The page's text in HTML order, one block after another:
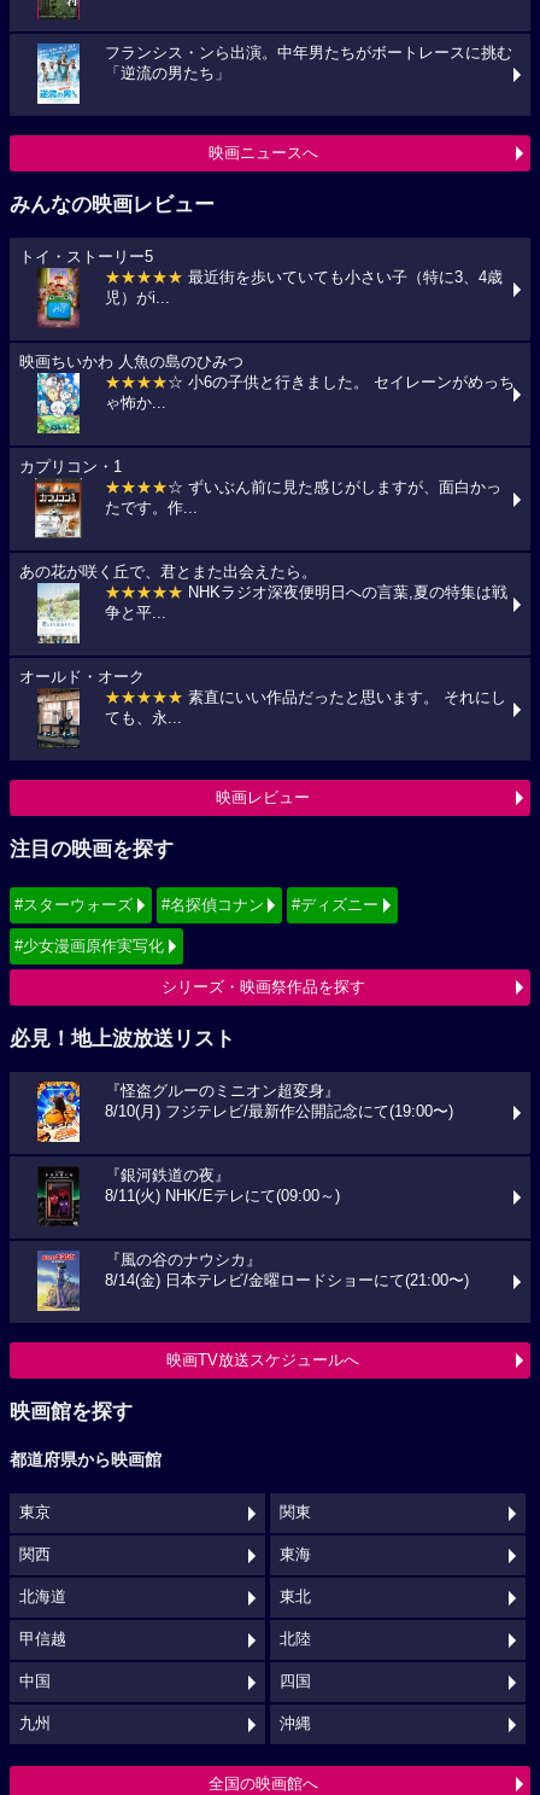
フランシス・ンら出演。中年男たちがボートレースに挑む
「逆流の男たち」
映画ニュースへ
みんなの映画レビュー
トイ・ストーリー5
★★★★★ 最近街を歩いていても小さい子（特に3、4歳
児）がi...
映画ちいかわ 人魚の島のひみつ
★★★★☆ 小6の子供と行きました。 セイレーンがめっち
ゃ怖か...
カプリコン・1
★★★★☆ ずいぶん前に見た感じがしますが、面白かっ
たです。作...
あの花が咲く丘で、君とまた出会えたら。
★★★★★ NHKラジオ深夜便明日への言葉,夏の特集は戦
争と平...
オールド・オーク
★★★★★ 素直にいい作品だったと思います。 それにし
ても、永...
映画レビュー
注目の映画を探す
#スターウォーズ #名探偵コナン #ディズニー
#少女漫画原作実写化
シリーズ・映画祭作品を探す
必見！地上波放送リスト
『怪盗グルーのミニオン超変身』
8/10(月) フジテレビ/最新作公開記念にて(19:00〜)
『銀河鉄道の夜』
8/11(火) NHK/Eテレにて(09:00～)
『風の谷のナウシカ』
8/14(金) 日本テレビ/金曜ロードショーにて(21:00〜)
映画TV放送スケジュールへ
映画館を探す
都道府県から映画館
東京 関東
関西 東海
北海道 東北
甲信越 北陸
中国 四国
九州 沖縄
全国の映画館へ